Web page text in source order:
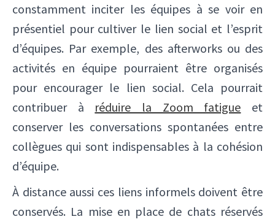
constamment inciter les équipes à se voir en
présentiel pour cultiver le lien social et l’esprit
d’équipes. Par exemple, des afterworks ou des
activités en équipe pourraient être organisés
pour encourager le lien social. Cela pourrait
contribuer à réduire la Zoom fatigue et
conserver les conversations spontanées entre
collègues qui sont indispensables à la cohésion
d’équipe.
À distance aussi ces liens informels doivent être
conservés. La mise en place de chats réservés